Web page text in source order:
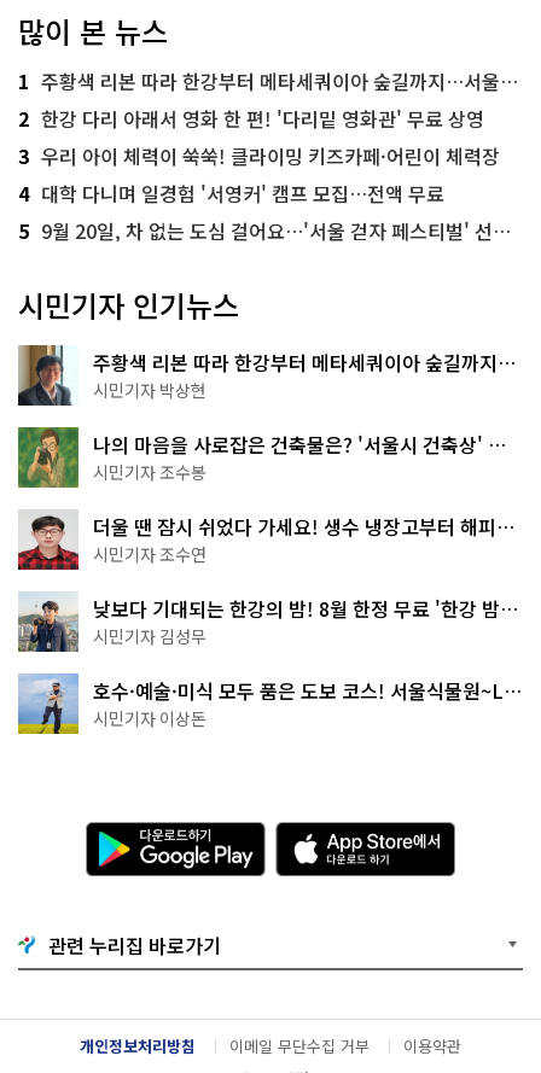
많이 본 뉴스
1 주황색 리본 따라 한강부터 메타세쿼이아 숲길까지…서울둘레길 15코스
2 한강 다리 아래서 영화 한 편! '다리밑 영화관' 무료 상영
3 우리 아이 체력이 쑥쑥! 클라이밍 키즈카페·어린이 체력장
4 대학 다니며 일경험 '서영커' 캠프 모집…전액 무료
5 9월 20일, 차 없는 도심 걸어요…'서울 걷자 페스티벌' 선착순 5천명
시민기자 인기뉴스
주황색 리본 따라 한강부터 메타세쿼이아 숲길까지…
서울둘레길 15코스
시민기자 박상현
나의 마음을 사로잡은 건축물은? '서울시 건축상' 수
상작 공개!
시민기자 조수봉
더울 땐 잠시 쉬었다 가세요! 생수 냉장고부터 해피소
·무더위쉼터까지
시민기자 조수연
낮보다 기대되는 한강의 밤! 8월 한정 무료 '한강 밤
핑' 예약은?
시민기자 김성무
호수·예술·미식 모두 품은 도보 코스! 서울식물원~LG
아트센터~마곡테라스거리
시민기자 이상돈
다
운
로
기
G
o
g
l
e
A
p
p
e
서
다
운
관련 누리집 바로가기
개인정보처리방침 이메일 무단수집 거부
이용약관